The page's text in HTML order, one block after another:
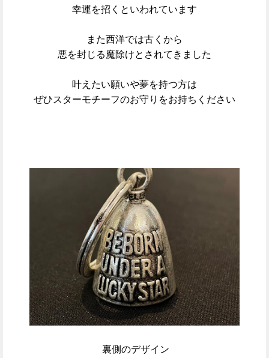
幸運を招くといわれています
また西洋では古くから
悪を封じる魔除けとされてきました
叶えたい願いや夢を持つ方は
ぜひスターモチーフのお守りをお持ちください
裏側のデザイン